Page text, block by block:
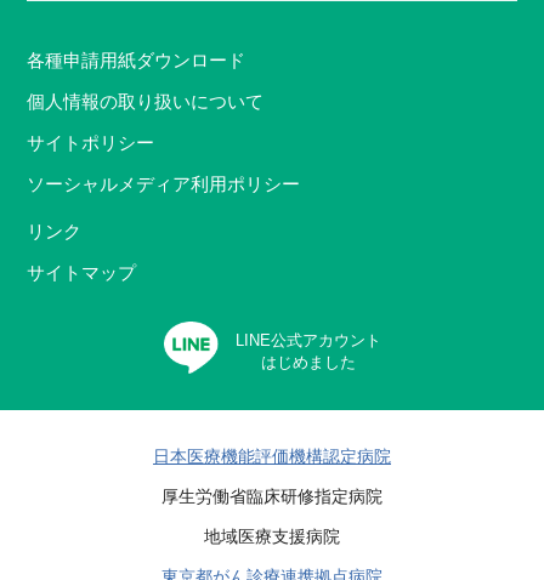
各種申請用紙ダウンロード
個人情報の取り扱いについて
サイトポリシー
ソーシャルメディア利用ポリシー
リンク
サイトマップ
LINE公式アカウント
はじめました
日本医療機能評価機構認定病院
厚生労働省臨床研修指定病院
地域医療支援病院
東京都がん診療連携拠点病院